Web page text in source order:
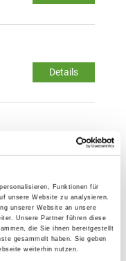
Funktionen für
unsere Website zu analysieren.
unserer Website an unsere
Unsere Partner führen diese
die Sie ihnen bereitgestellt
gesammelt haben. Sie geben
weiterhin nutzen.
Details
Details